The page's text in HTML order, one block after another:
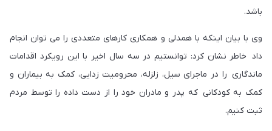
باشد.
وی با بیان اینکه با همدلی و همکاری کارهای متعددی را می توان انجام
داد خاطر نشان کرد: توانستیم در سه سال اخیر با این رویکرد اقدامات
ماندگاری را در ماجرای سیل، زلزله، محرومیت زدایی، کمک به بیماران و
کمک به کودکانی که پدر و مادران خود را از دست داده را توسط مردم
ثبت کنیم.